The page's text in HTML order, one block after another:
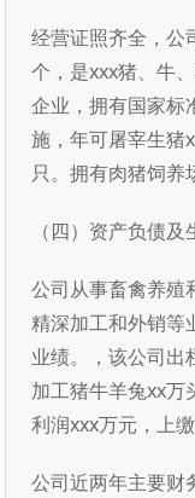
经营证照齐全，公
个，是xxx猪、牛
企业，拥有国家标
施，年可屠宰生猪
只。拥有肉猪饲养
（四）资产负债
公司从事畜禽养殖
精深加工和外销等
业绩。，该公司出
加工猪牛羊兔xx万
利润xxx万元，上缴
公司近两年主要财